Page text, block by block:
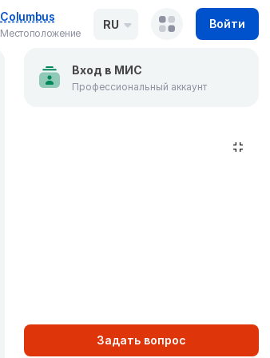
Columbus
Местоположение
RU Войти
Вход в МИС
Профессиональный аккаунт
Задать вопрос